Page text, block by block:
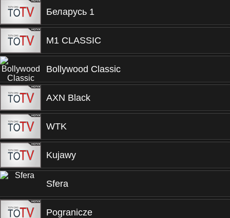
Беларусь 1
M1 CLASSIC
Bollywood Classic
AXN Black
WTK
Kujawy
Sfera
Pogranicze